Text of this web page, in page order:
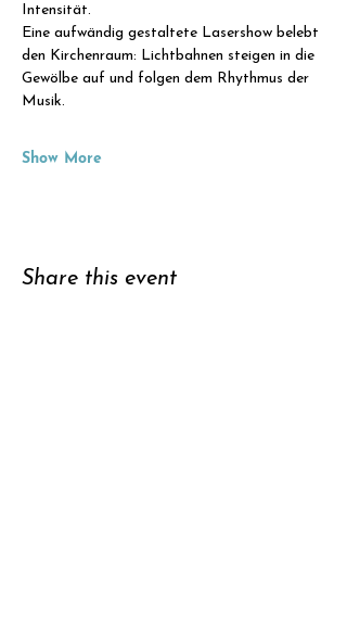
Intensität.
Eine aufwändig gestaltete Lasershow belebt
den Kirchenraum: Lichtbahnen steigen in die
Gewölbe auf und folgen dem Rhythmus der
Musik.
Show More
Share this event